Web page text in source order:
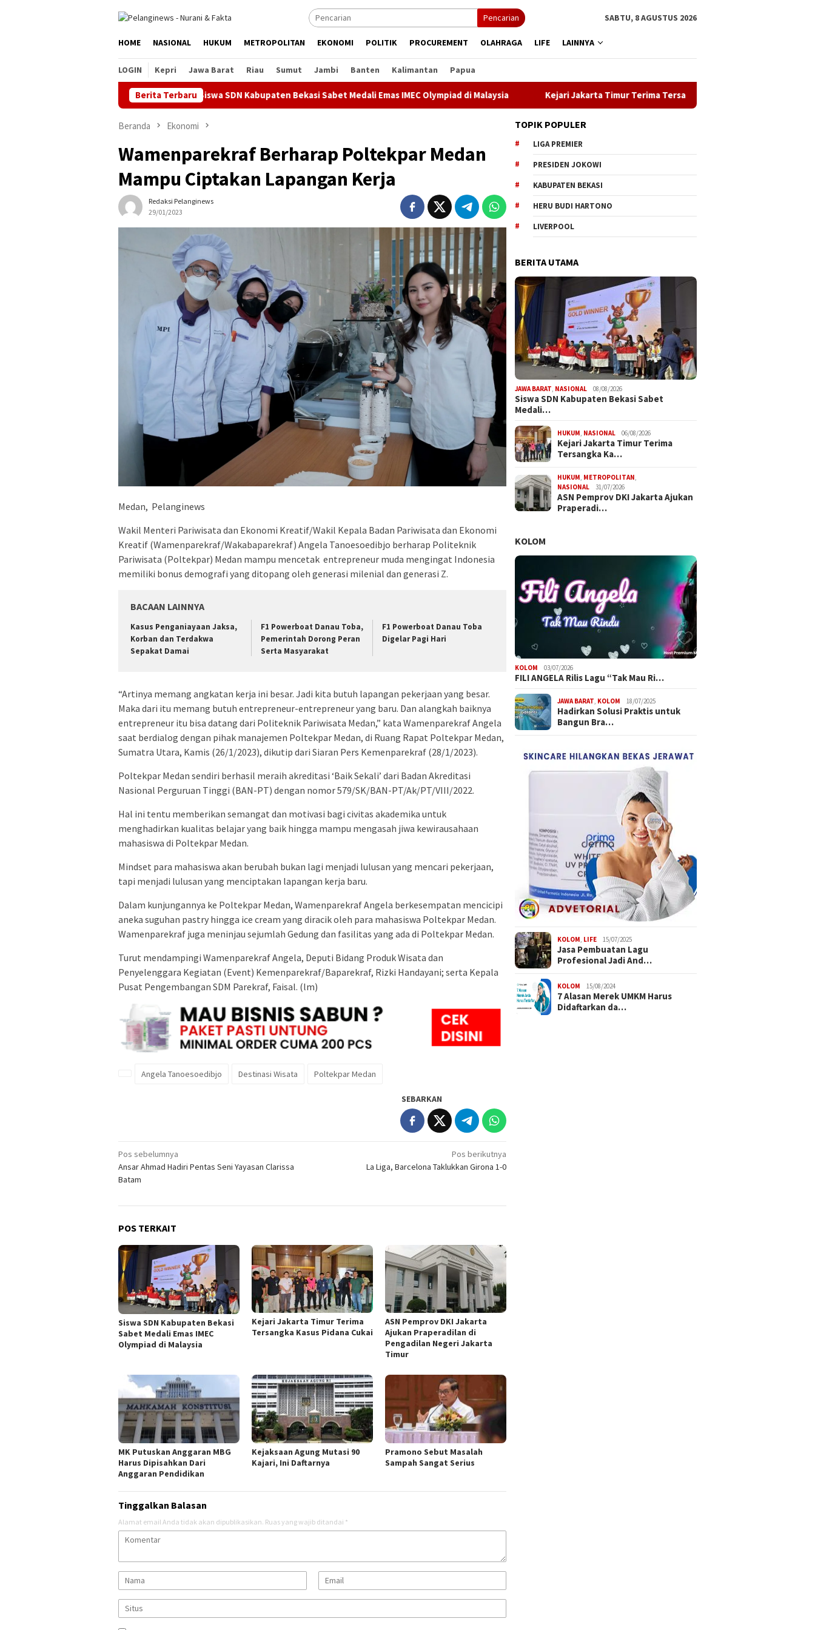
Pencarian SABTU, 8 AGUSTUS 2026
HOME NASIONAL HUKUM METROPOLITAN EKONOMI POLITIK PROCUREMENT OLAHRAGA LIFE LAINNYA
LOGIN Kepri Jawa Barat Riau Sumut Jambi Banten Kalimantan Papua
Berita Terbaru
Siswa SDN Kabupaten Bekasi Sabet Medali Emas IMEC Olympiad di Malaysia Kejari Jakarta Timur Terima Tersangka Kasus Pidana Cukai
Beranda Ekonomi
Wamenparekraf Berharap Poltekpar Medan
Mampu Ciptakan Lapangan Kerja
Redaksi Pelanginews
29/01/2023
Medan, Pelanginews
Wakil Menteri Pariwisata dan Ekonomi Kreatif/Wakil Kepala Badan Pariwisata dan Ekonomi
Kreatif (Wamenparekraf/Wakabaparekraf) Angela Tanoesoedibjo berharap Politeknik
Pariwisata (Poltekpar) Medan mampu mencetak entrepreneur muda mengingat Indonesia
memiliki bonus demografi yang ditopang oleh generasi milenial dan generasi Z.
BACAAN LAINNYA
Kasus Penganiayaan Jaksa,
Korban dan Terdakwa
Sepakat Damai
F1 Powerboat Danau Toba,
Pemerintah Dorong Peran
Serta Masyarakat
F1 Powerboat Danau Toba
Digelar Pagi Hari
“Artinya memang angkatan kerja ini besar. Jadi kita butuh lapangan pekerjaan yang besar.
Maka dari itu memang butuh entrepreneur-entrepreneur yang baru. Dan alangkah baiknya
entrepreneur itu bisa datang dari Politeknik Pariwisata Medan,” kata Wamenparekraf Angela
saat berdialog dengan pihak manajemen Poltekpar Medan, di Ruang Rapat Poltekpar Medan,
Sumatra Utara, Kamis (26/1/2023), dikutip dari Siaran Pers Kemenparekraf (28/1/2023).
Poltekpar Medan sendiri berhasil meraih akreditasi ‘Baik Sekali’ dari Badan Akreditasi
Nasional Perguruan Tinggi (BAN-PT) dengan nomor 579/SK/BAN-PT/Ak/PT/VIII/2022.
Hal ini tentu memberikan semangat dan motivasi bagi civitas akademika untuk
menghadirkan kualitas belajar yang baik hingga mampu mengasah jiwa kewirausahaan
mahasiswa di Poltekpar Medan.
Mindset para mahasiswa akan berubah bukan lagi menjadi lulusan yang mencari pekerjaan,
tapi menjadi lulusan yang menciptakan lapangan kerja baru.
Dalam kunjungannya ke Poltekpar Medan, Wamenparekraf Angela berkesempatan mencicipi
aneka suguhan pastry hingga ice cream yang diracik oleh para mahasiswa Poltekpar Medan.
Wamenparekraf juga meninjau sejumlah Gedung dan fasilitas yang ada di Poltekpar Medan.
Turut mendampingi Wamenparekraf Angela, Deputi Bidang Produk Wisata dan
Penyelenggara Kegiatan (Event) Kemenparekraf/Baparekraf, Rizki Handayani; serta Kepala
Pusat Pengembangan SDM Parekraf, Faisal. (lm)
Angela Tanoesoedibjo Destinasi Wisata Poltekpar Medan
SEBARKAN
Navigasi
pos
Pos sebelumnya
Ansar Ahmad Hadiri Pentas Seni Yayasan Clarissa
Batam
Pos berikutnya
La Liga, Barcelona Taklukkan Girona 1-0
POS TERKAIT
Siswa SDN Kabupaten Bekasi
Sabet Medali Emas IMEC
Olympiad di Malaysia
Kejari Jakarta Timur Terima
Tersangka Kasus Pidana Cukai
ASN Pemprov DKI Jakarta
Ajukan Praperadilan di
Pengadilan Negeri Jakarta
Timur
MK Putuskan Anggaran MBG
Harus Dipisahkan Dari
Anggaran Pendidikan
Kejaksaan Agung Mutasi 90
Kajari, Ini Daftarnya
Pramono Sebut Masalah
Sampah Sangat Serius
Tinggalkan Balasan
Alamat email Anda tidak akan dipublikasikan. Ruas yang wajib ditandai *
TOPIK POPULER
LIGA PREMIER
PRESIDEN JOKOWI
KABUPATEN BEKASI
HERU BUDI HARTONO
LIVERPOOL
BERITA UTAMA
JAWA BARAT NASIONAL 08/08/2026
Siswa SDN Kabupaten Bekasi Sabet
Medali…
HUKUM NASIONAL 06/08/2026
Kejari Jakarta Timur Terima
Tersangka Ka…
HUKUM METROPOLITAN
NASIONAL
31/07/2026
ASN Pemprov DKI Jakarta Ajukan
Praperadi…
KOLOM
KOLOM 03/07/2026
FILI ANGELA Rilis Lagu “Tak Mau Ri…
JAWA BARAT KOLOM 18/07/2025
Hadirkan Solusi Praktis untuk
Bangun Bra…
KOLOM, LIFE 15/07/2025
Jasa Pembuatan Lagu
Profesional Jadi And…
KOLOM 15/08/2024
7 Alasan Merek UMKM Harus
Didaftarkan da…